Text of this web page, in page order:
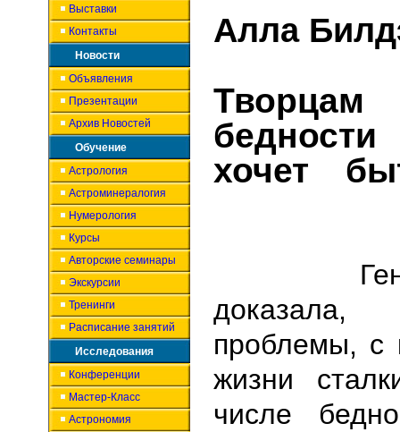
Выставки
Контакты
Новости
Объявления
Презентации
Архив Новостей
Обучение
Астрология
Астроминералогия
Нумерология
Курсы
Авторские семинары
Экскурсии
Тренинги
Расписание занятий
Исследования
Конференции
Мастер-Класс
Астрономия
Алла
хочет
Генная
проблемы,
жизни
числе